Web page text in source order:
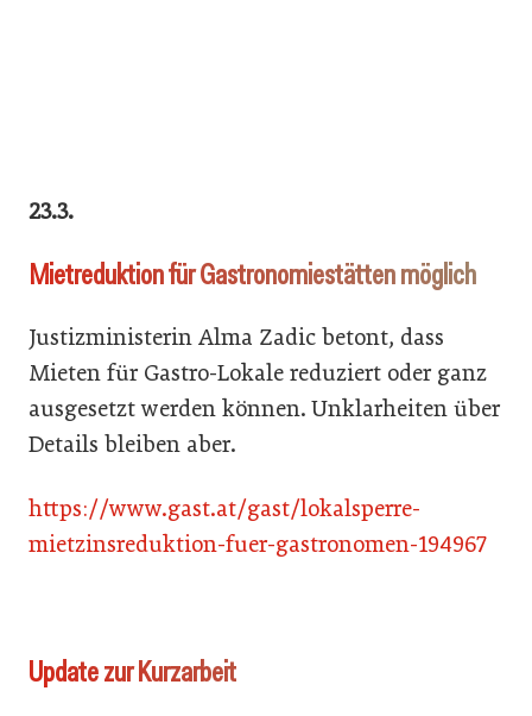
23.3.
Mietreduktion für Gastronomiestätten möglich
Justizministerin Alma Zadic betont, dass
Mieten für Gastro-Lokale reduziert oder ganz
ausgesetzt werden können. Unklarheiten über
Details bleiben aber.
https://www.gast.at/gast/lokalsperre-
mietzinsreduktion-fuer-gastronomen-194967
Update zur Kurzarbeit